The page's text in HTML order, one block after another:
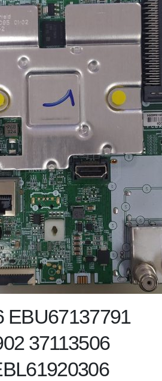
EBU67137791
37113506